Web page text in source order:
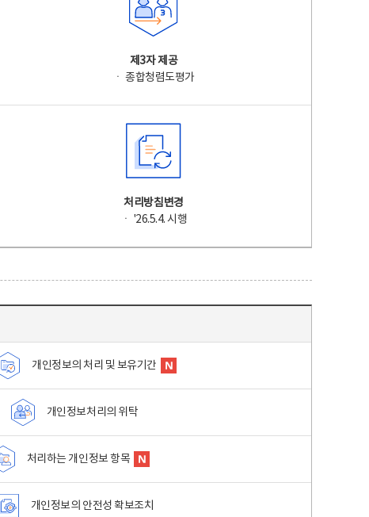
제3자 제공
ㆍ 종합청렴도평가
처리방침변경
ㆍ '26.5.4. 시행
개인정보의 처리 및 보유기간
개인정보처리의 위탁
처리하는 개인정보 항목
개인정보의 안전성 확보조치